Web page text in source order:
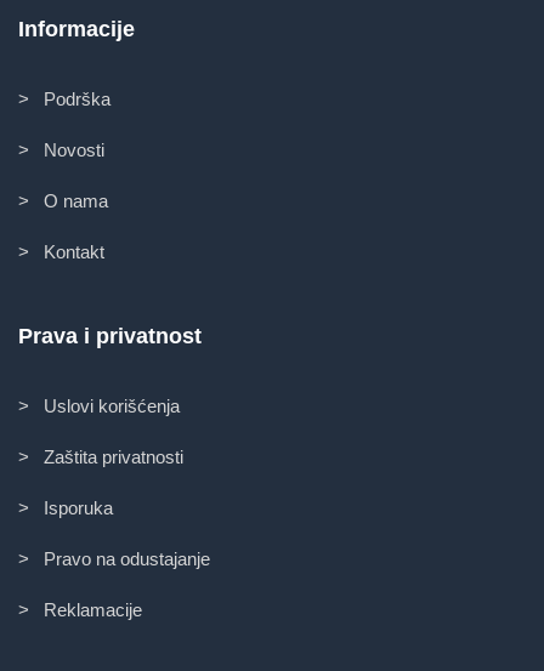
Informacije
> Podrška
> Novosti
> O nama
> Kontakt
Prava i privatnost
> Uslovi korišćenja
> Zaštita privatnosti
> Isporuka
> Pravo na odustajanje
> Reklamacije